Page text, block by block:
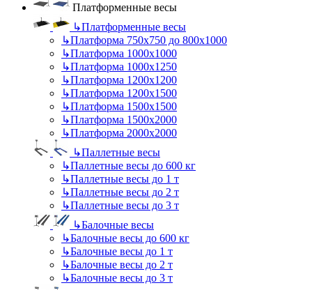
Платформенные весы
↳Платформенные весы
↳Платформа 750х750 до 800х1000
↳Платформа 1000х1000
↳Платформа 1000х1250
↳Платформа 1200х1200
↳Платформа 1200х1500
↳Платформа 1500х1500
↳Платформа 1500х2000
↳Платформа 2000х2000
↳Паллетные весы
↳Паллетные весы до 600 кг
↳Паллетные весы до 1 т
↳Паллетные весы до 2 т
↳Паллетные весы до 3 т
↳Балочные весы
↳Балочные весы до 600 кг
↳Балочные весы до 1 т
↳Балочные весы до 2 т
↳Балочные весы до 3 т